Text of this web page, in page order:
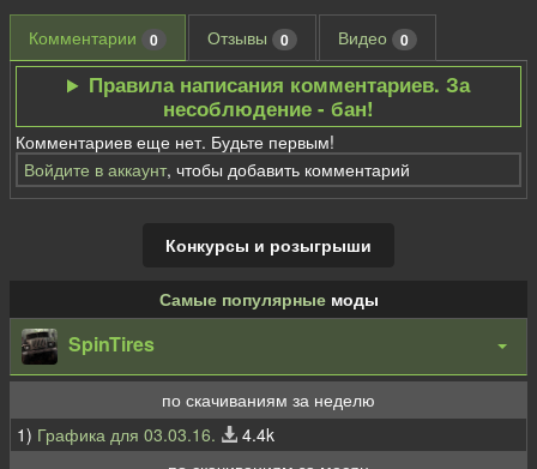
Комментарии 0 Отзывы 0 Видео 0
Правила написания комментариев. За
несоблюдение - бан!
Комментариев еще нет. Будьте первым!
Войдите в аккаунт, чтобы добавить комментарий
Конкурсы и розыгрыши
Самые популярныемоды
SpinTires
по скачиваниям за неделю
1) Графика для 03.03.16.
4.4k